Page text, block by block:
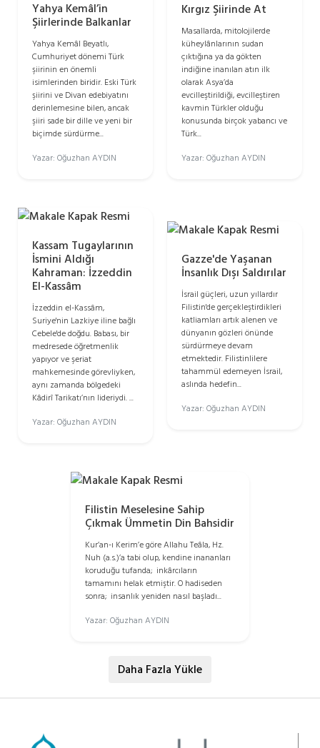
Yahya Kemâl’in
Şiirlerinde Balkanlar
Yahya Kemâl Beyatlı,
Cumhuriyet dönemi Türk
şiirinin en önemli
isimlerinden biridir. Eski Türk
şiirini ve Divan edebiyatını
derinlemesine bilen, ancak
şiiri sade bir dille ve yeni bir
biçimde sürdürme...
Yazar: Oğuzhan AYDIN
Kırgız Şiirinde At
Masallarda, mitolojilerde
küheylânlarının sudan
çıktığına ya da gökten
indiğine inanılan atın ilk
olarak Asya’da
evcilleştirildiği, evcilleştiren
kavmin Türkler olduğu
konusunda birçok yabancı ve
Türk...
Yazar: Oğuzhan AYDIN
Kassam Tugaylarının
İsmini Aldığı
Kahraman: İzzeddin
El-Kassâm
İzzeddin el-Kassâm,
Suriye'nin Lazkiye iline bağlı
Cebele'de doğdu. Babası, bir
medresede öğretmenlik
yapıyor ve şeriat
mahkemesinde görevliyken,
aynı zamanda bölgedeki
Kâdirî Tarikatı’nın lideriydi. ...
Yazar: Oğuzhan AYDIN
Gazze'de Yaşanan
İnsanlık Dışı Saldırılar
İsrail güçleri, uzun yıllardır
Filistin'de gerçekleştirdikleri
katliamları artık alenen ve
dünyanın gözleri önünde
sürdürmeye devam
etmektedir. Filistinlilere
tahammül edemeyen İsrail,
aslında hedefin...
Yazar: Oğuzhan AYDIN
Filistin Meselesine Sahip
Çıkmak Ümmetin Din Bahsidir
Kur’an-ı Kerim’e göre Allahu Teâla, Hz.
Nuh (a.s.)’a tabi olup, kendine inananları
koruduğu tufanda; inkârcıların
tamamını helak etmiştir. O hadiseden
sonra; insanlık yeniden nasıl başladı...
Yazar: Oğuzhan AYDIN
Daha Fazla Yükle